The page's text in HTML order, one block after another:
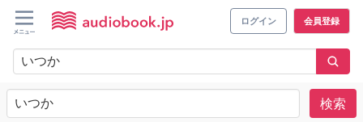
ログイン 会員登録
検索